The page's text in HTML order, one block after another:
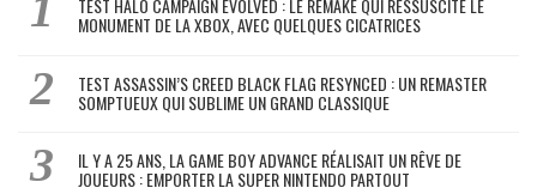
TEST HALO CAMPAIGN EVOLVED : LE REMAKE QUI RESSUSCITE LE
MONUMENT DE LA XBOX, AVEC QUELQUES CICATRICES
TEST ASSASSIN’S CREED BLACK FLAG RESYNCED : UN REMASTER
SOMPTUEUX QUI SUBLIME UN GRAND CLASSIQUE
IL Y A 25 ANS, LA GAME BOY ADVANCE RÉALISAIT UN RÊVE DE
JOUEURS : EMPORTER LA SUPER NINTENDO PARTOUT